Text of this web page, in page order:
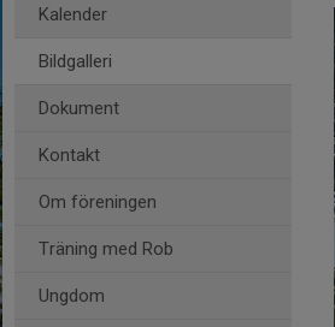
Kalender
Bildgalleri
Dokument
Kontakt
Om föreningen
Träning med Rob
Ungdom